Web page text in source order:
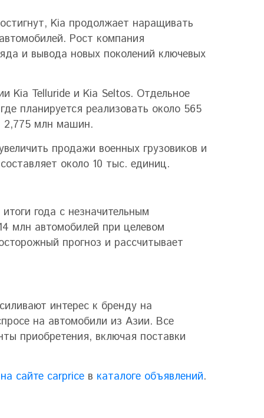
Kia продолжает наращивать
Рост компания
и вывода новых поколений ключевых
Kia Telluride и Kia Seltos. Отдельное
планируется реализовать около 565
2,775 млн машин.
продажи военных грузовиков и
около 10 тыс. единиц.
года с незначительным
млн автомобилей при целевом
прогноз и рассчитывает
интерес к бренду на
на автомобили из Азии. Все
приобретения, включая поставки
на сайте carprice в каталоге объявлений.